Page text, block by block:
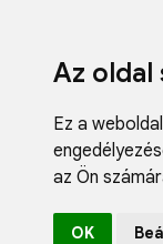
Az oldal
Ez a
az Ön
OK